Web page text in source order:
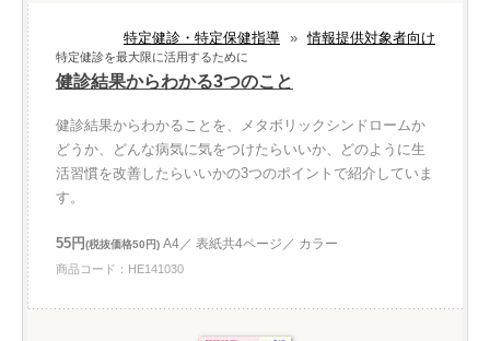
特定健診・特定保健指導 » 情報提供対象者向け
特定健診を最大限に活用するために
健診結果からわかる3つのこと
健診結果からわかることを、メタボリックシンドロームか
どうか、どんな病気に気をつけたらいいか、どのように生
活習慣を改善したらいいかの3つのポイントで紹介していま
す。
55円(税抜価格50円) A4／ 表紙共4ページ／ カラー
商品コード：HE141030